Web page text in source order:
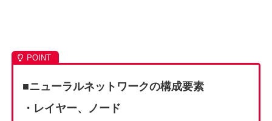
■ニューラルネットワークの構成要素
・レイヤー、ノード